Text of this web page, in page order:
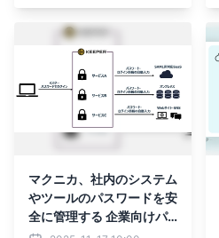
マクニカ、社内のシステム
やツールのパスワードを安
全に管理する 企業向けパ
スワード管理ソリューショ